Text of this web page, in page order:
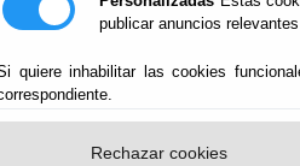
publicar anuncios
quiere inhabilitar las cookies
Rechazar cookies